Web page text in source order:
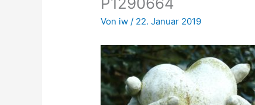
Von iw/ 22. Januar 2019